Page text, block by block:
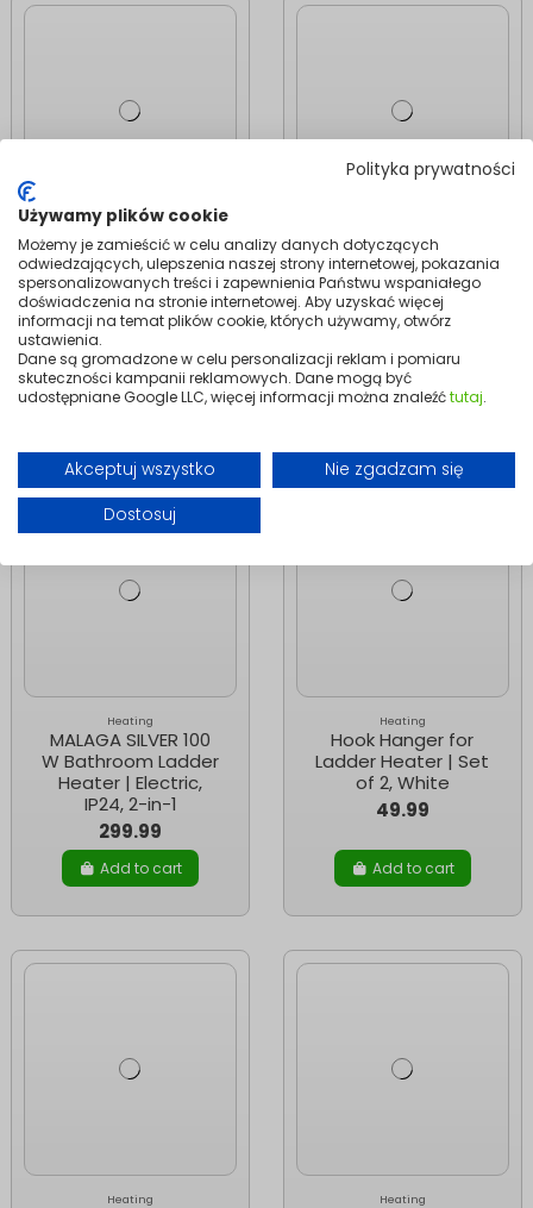
Polityka prywatności
Używamy plików cookie
Możemy je zamieścić w celu analizy danych dotyczących
odwiedzających, ulepszenia naszej strony internetowej, pokazania
spersonalizowanych treści i zapewnienia Państwu wspaniałego
doświadczenia na stronie internetowej. Aby uzyskać więcej
informacji na temat plików cookie, których używamy, otwórz
ustawienia.
Dane są gromadzone w celu personalizacji reklam i pomiaru
skuteczności kampanii reklamowych. Dane mogą być
udostępniane Google LLC, więcej informacji można znaleźćtutaj.
Akceptuj wszystko
Nie zgadzam się
Dostosuj
Heating
MALAGA BLACK 100
W Bathroom Ladder
Heater | Electric,
IP24, 2in1
299.99
Add to cart
Heating
Feet for LYON
Bathroom Heater |
Mounting Kit, Black
59.99
Add to cart
Heating
MALAGA SILVER 100
W Bathroom Ladder
Heater | Electric,
IP24, 2-in-1
299.99
Add to cart
Heating
Hook Hanger for
Ladder Heater | Set
of 2, White
49.99
Add to cart
Heating Heating